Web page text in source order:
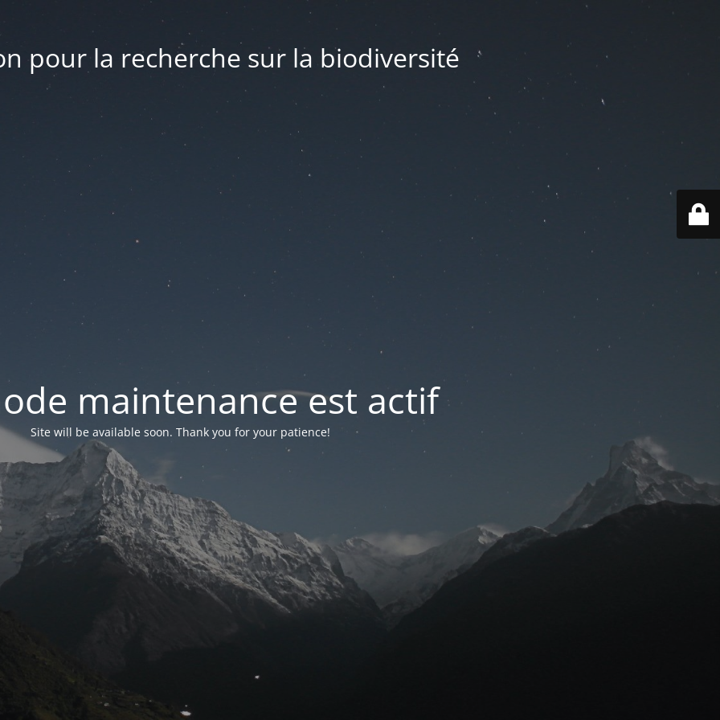
pour la recherche sur la biodiversité
maintenance est actif
Site will be available soon. Thank you for your patience!